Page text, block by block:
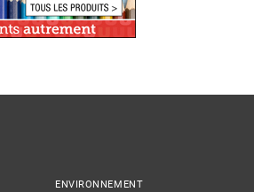
ENVIRONNEMENT